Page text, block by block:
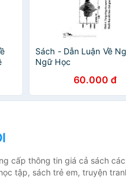
Sách - Dẫn Luận Về
Ngữ Học
60.000 đ
cấp thông tin giá cả sách
tập, sách trẻ em, truyện